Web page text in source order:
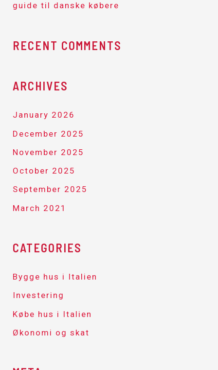
guide til danske købere
RECENT COMMENTS
ARCHIVES
January 2026
December 2025
November 2025
October 2025
September 2025
March 2021
CATEGORIES
Bygge hus i Italien
Investering
Købe hus i Italien
Økonomi og skat